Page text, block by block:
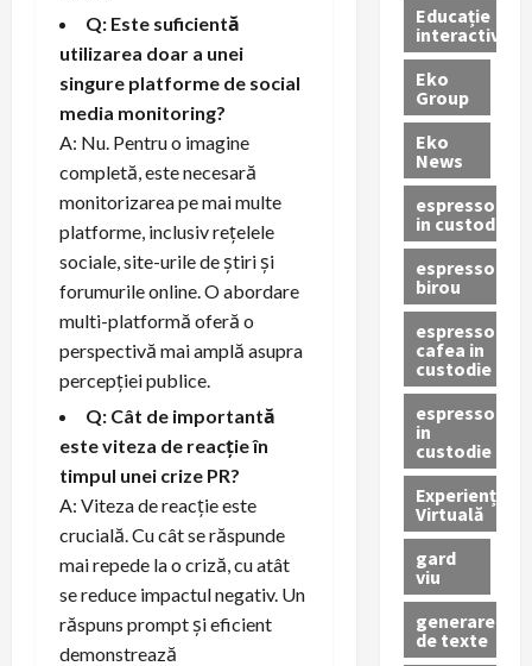
Q: Este suficientă
utilizarea doar a unei
singure platforme de social
media monitoring?
A: Nu. Pentru o imagine
completă, este necesară
monitorizarea pe mai multe
platforme, inclusiv rețelele
sociale, site-urile de știri și
forumurile online. O abordare
multi-platformă oferă o
perspectivă mai amplă asupra
percepției publice.
Q: Cât de importantă
este viteza de reacție în
timpul unei crize PR?
A: Viteza de reacție este
crucială. Cu cât se răspunde
mai repede la o criză, cu atât
se reduce impactul negativ. Un
răspuns prompt și eficient
demonstrează
Educație
interactivă
Eko
Group
Eko
News
espressoare
in custodie
espressor
birou
espressor
cafea in
custodie
espressor
in
custodie
Experiență
Virtuală
gard
viu
generare
de texte